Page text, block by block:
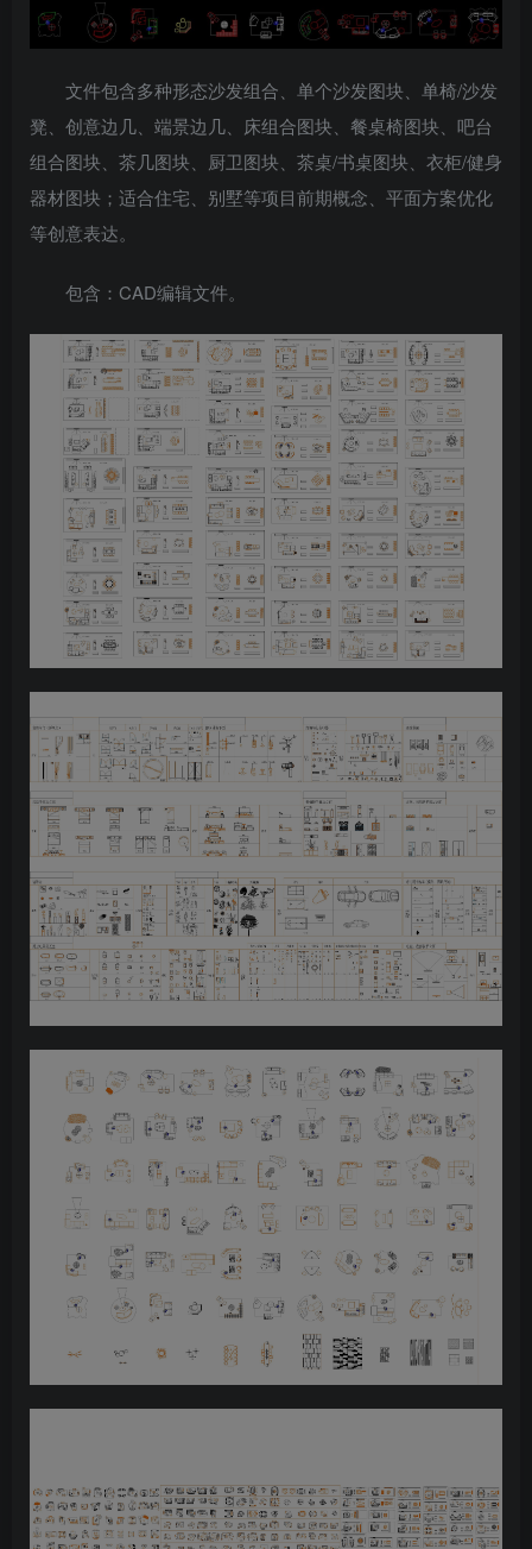
文件包含多种形态沙发组合、单个沙发图块、单椅/沙发
凳、创意边几、端景边几、床组合图块、餐桌椅图块、吧台
组合图块、茶几图块、厨卫图块、茶桌/书桌图块、衣柜/健身
器材图块；适合住宅、别墅等项目前期概念、平面方案优化
等创意表达。
包含：CAD编辑文件。